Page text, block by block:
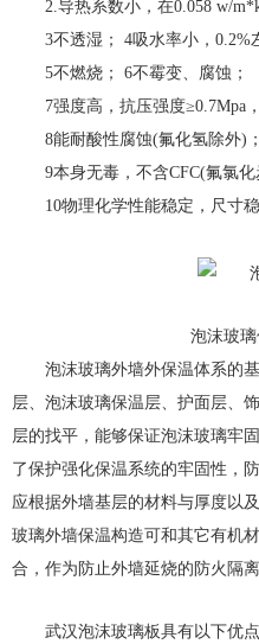
2.导热系数小，在0.058 w/
3不透湿； 4吸水率小，0.2%
5不燃烧； 6不霉变、腐蚀；
7强度高，抗压强度≥0.7Mpa
8能耐酸性腐蚀(氟化氢除外)；
9本身无毒，不含CFC(氟氯化
10物理化学性能稳定，尺寸
泡沫玻
泡沫玻璃外墙外保温体系的
层、泡沫玻璃保温层、护面层、
层的找平，能够保证泡沫玻璃牢
了保护强化保温系统的牢固性，
应根据外墙基层的材料与厚度以
玻璃外墙保温构造可和其它有机
合，作为防止外墙延烧的防火隔
武汉泡沫玻璃板具有以下优点